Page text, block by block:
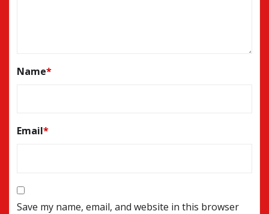
Name*
Email*
Save my name, email, and website in this browser